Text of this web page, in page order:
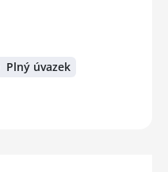
Plný úvazek